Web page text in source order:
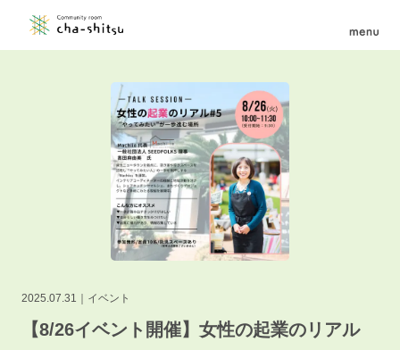
2025.07.31 イベント
【8/26イベント開催】女性の起業のリアル